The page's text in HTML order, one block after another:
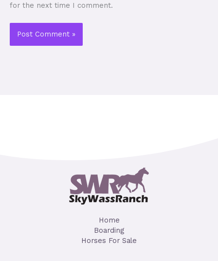
for the next time I comment.
Home
Boarding
Horses For Sale